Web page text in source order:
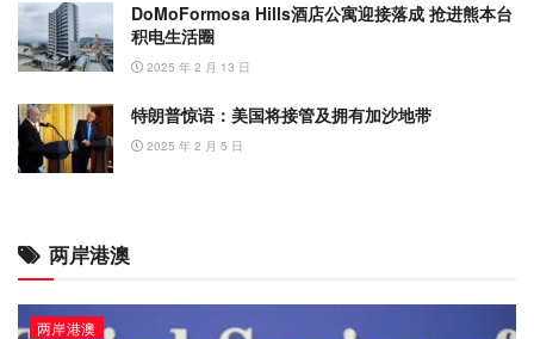
DoMoFormosa Hills酒店公寓迎接落成 抢进熊本台
积电生活圈
2025 年 2 月 13 日
特朗普惊语：美国将接管及拥有加沙地带
2025 年 2 月 5 日
两岸港澳
两岸港澳